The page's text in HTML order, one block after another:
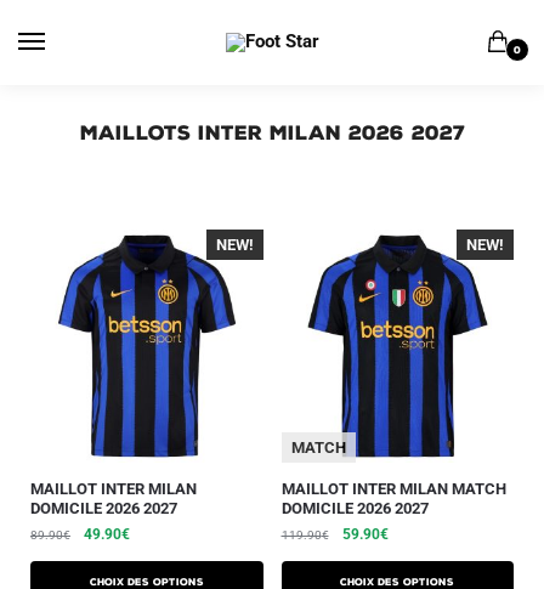
0
Maillots Inter Milan 2026 2027
-40%
NEW!
MAILLOT INTER MILAN
DOMICILE 2026 2027
89.90€ 49.90€
Choix des options
-40%
NEW!
MATCH
MAILLOT INTER MILAN MATCH
DOMICILE 2026 2027
119.90€ 59.90€
Choix des options